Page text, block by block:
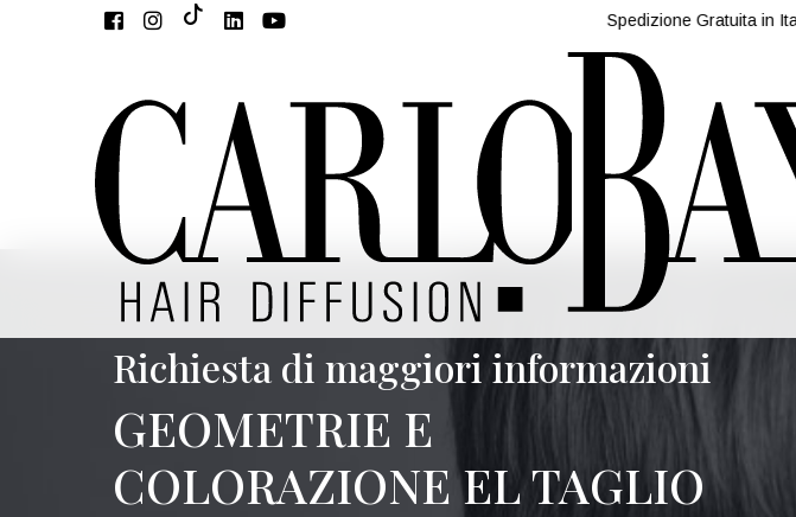
Spedizione Gratuita in
Richiesta di maggiori informazioni
GEOMETRIE E
COLORAZIONE EL TAGLIO